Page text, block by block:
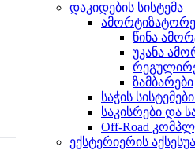
დაკიდების სისტემა
წინა
უკანა
ზამბარები
საჭის
საკისრები და
Off-Road
ექსტერიერის